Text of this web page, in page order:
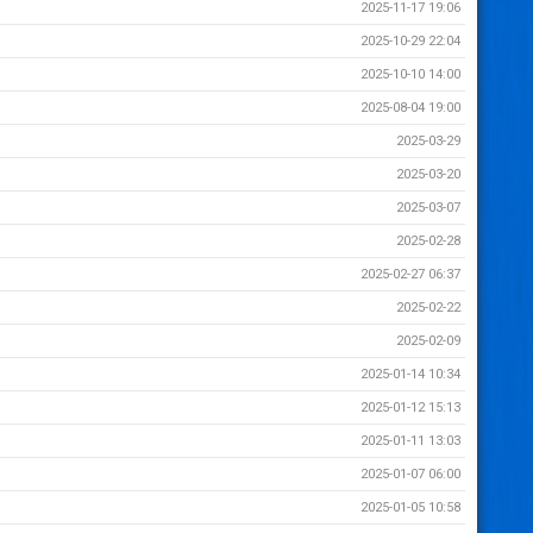
2025-11-17 19:06
2025-10-29 22:04
2025-10-10 14:00
2025-08-04 19:00
2025-03-29
2025-03-20
2025-03-07
2025-02-28
2025-02-27 06:37
2025-02-22
2025-02-09
2025-01-14 10:34
2025-01-12 15:13
2025-01-11 13:03
2025-01-07 06:00
2025-01-05 10:58